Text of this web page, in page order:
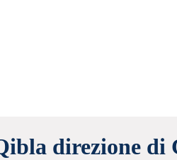
direzione di